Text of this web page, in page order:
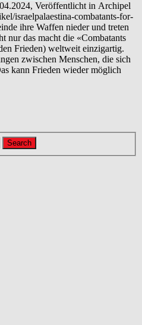
Veröffentlicht in Archipel
israelpalaestina-combatants-for-
ihre Waffen nieder und treten
nur das macht die «Combatants
Frieden) weltweit einzigartig.
zwischen Menschen, die sich
kann Frieden wieder möglich